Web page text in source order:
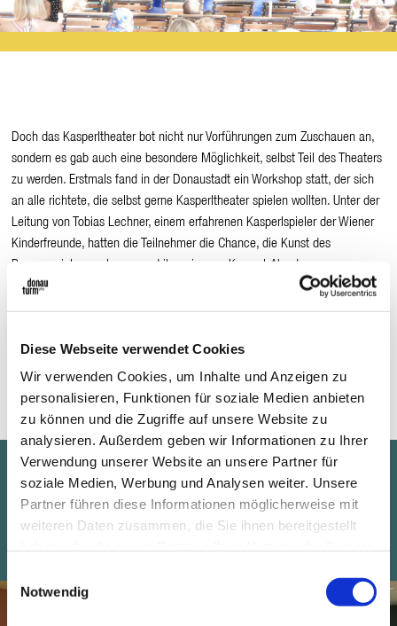
Diese Webseite verwendet Cookies
Wir verwenden Cookies, um Inhalte und Anzeigen zu
personalisieren, Funktionen für soziale Medien anbieten
zu können und die Zugriffe auf unsere Website zu
analysieren. Außerdem geben wir Informationen zu Ihrer
Verwendung unserer Website an unsere Partner für
soziale Medien, Werbung und Analysen weiter. Unsere
Partner führen diese Informationen möglicherweise mit
weiteren Daten zusammen, die Sie ihnen bereitgestellt
Notwendig
Doch das Kasperltheater bot nicht nur Vorführungen zum Zuschauen an,
sondern es gab auch eine besondere Möglichkeit, selbst Teil des Theaters
zu werden. Erstmals fand in der Donaustadt ein Workshop statt, der sich
an alle richtete, die selbst gerne Kasperltheater spielen wollten. Unter der
Leitung von Tobias Lechner, einem erfahrenen Kasperlspieler der Wiener
Kinderfreunde, hatten die Teilnehmer die Chance, die Kunst des
Puppenspiels zu erlernen und ihre eigenen Kasperl-Abenteuer zu
inszenieren.
Donaubräu statt.Es waren keinerlei Vorkenntnisse erforderlich, nur die
Begeisterung für das Kasperltheater zählte. Die Teilnehmer waren
begeistert von der Möglichkeit, direkt von einem Profi zu lernen und
selbst in die Welt des Kasperls einzutauchen.
Kasperlworkshop im
Donaubräu